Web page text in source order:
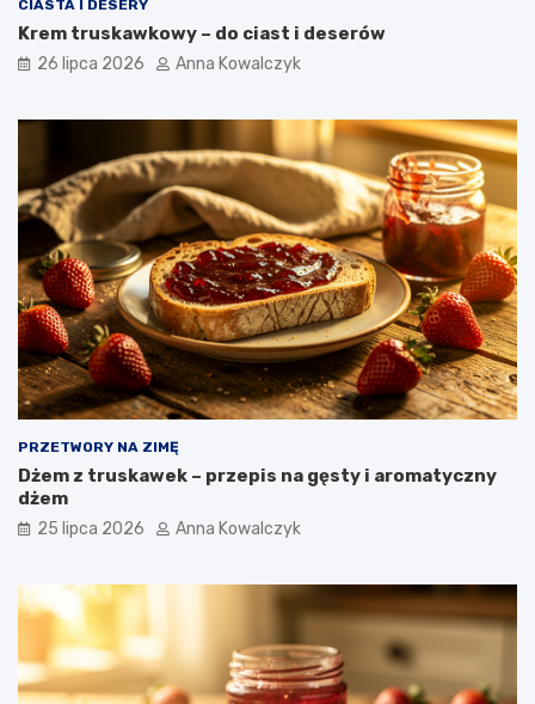
CIASTA I DESERY
Krem truskawkowy – do ciast i deserów
26 lipca 2026 Anna Kowalczyk
PRZETWORY NA ZIMĘ
Dżem z truskawek – przepis na gęsty i aromatyczny
dżem
25 lipca 2026 Anna Kowalczyk